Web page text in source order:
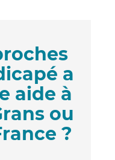
a
aide à
ou
?